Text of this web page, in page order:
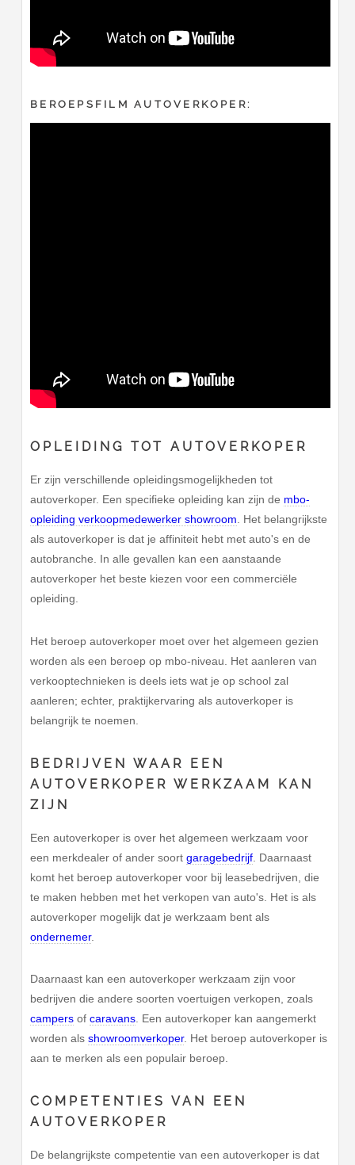
BEROEPSFILM AUTOVERKOPER:
OPLEIDING TOT AUTOVERKOPER
Er zijn verschillende opleidingsmogelijkheden tot
autoverkoper. Een specifieke opleiding kan zijn de mbo-
opleiding verkoopmedewerker showroom . Het belangrijkste
als autoverkoper is dat je affiniteit hebt met auto's en de
autobranche. In alle gevallen kan een aanstaande
autoverkoper het beste kiezen voor een commerciële
opleiding.
Het beroep autoverkoper moet over het algemeen gezien
worden als een beroep op mbo-niveau. Het aanleren van
verkooptechnieken is deels iets wat je op school zal
aanleren; echter, praktijkervaring als autoverkoper is
belangrijk te noemen.
BEDRIJVEN WAAR EEN
AUTOVERKOPER WERKZAAM KAN
ZIJN
Een autoverkoper is over het algemeen werkzaam voor
een merkdealer of ander soortgaragebedrijf . Daarnaast
komt het beroep autoverkoper voor bij leasebedrijven, die
te maken hebben met het verkopen van auto's. Het is als
autoverkoper mogelijk dat je werkzaam bent als
ondernemer.
Daarnaast kan een autoverkoper werkzaam zijn voor
bedrijven die andere soorten voertuigen verkopen, zoals
campers ofcaravans. Een autoverkoper kan aangemerkt
worden alsshowroomverkoper. Het beroep autoverkoper is
aan te merken als een populair beroep.
COMPETENTIES VAN EEN
AUTOVERKOPER
De belangrijkste competentie van een autoverkoper is dat